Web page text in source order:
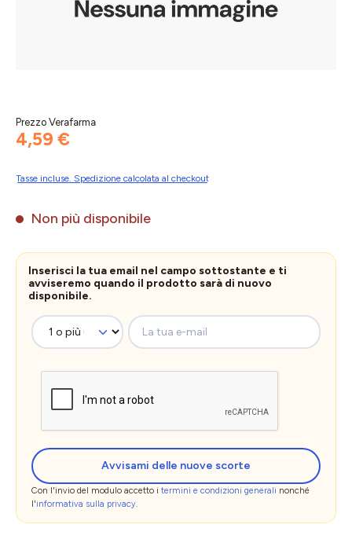
Prezzo Verafarma
4,59 €
Tasse incluse. Spedizione calcolata al checkout
Non più disponibile
Inserisci la tua email nel campo sottostante e ti
avviseremo quando il prodotto sarà di nuovo
disponibile.
La tua e-mail
Avvisami delle nuove scorte
Con l'invio del modulo accetto i termini e condizioni generali nonché
l'informativa sulla privacy.